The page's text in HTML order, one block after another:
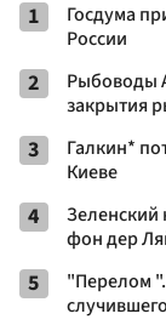
1
Госдума
России
2
Рыбоводы
закрытия
3
Галкин*
Киеве
4
Зеленский
фон дер
5
"Перелом